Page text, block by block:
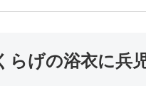
らげの浴衣に兵